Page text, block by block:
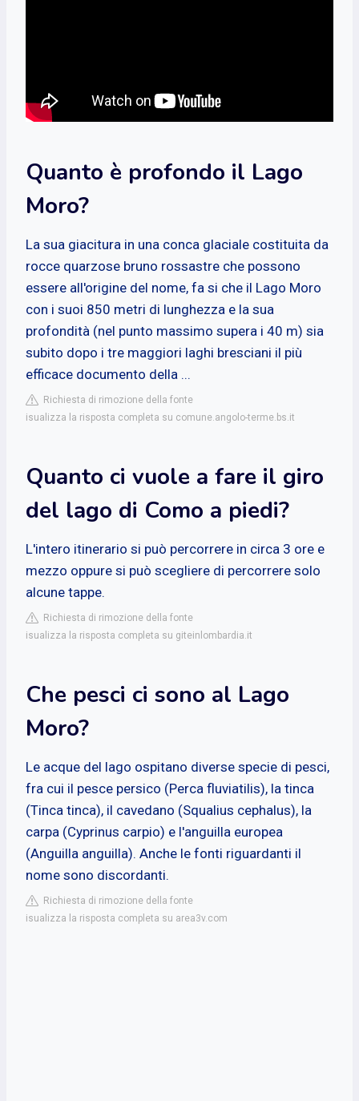
Quanto è profondo il Lago
Moro?
La sua giacitura in una conca glaciale costituita da
rocce quarzose bruno rossastre che possono
essere all'origine del nome, fa si che il Lago Moro
con i suoi 850 metri di lunghezza e la sua
profondità (nel punto massimo supera i 40 m) sia
subito dopo i tre maggiori laghi bresciani il più
efficace documento della ...
Richiesta di rimozione della fonte
isualizza la risposta completa su comune.angolo-terme.bs.it
Quanto ci vuole a fare il giro
del lago di Como a piedi?
L'intero itinerario si può percorrere in circa 3 ore e
mezzo oppure si può scegliere di percorrere solo
alcune tappe.
Richiesta di rimozione della fonte
isualizza la risposta completa su giteinlombardia.it
Che pesci ci sono al Lago
Moro?
Le acque del lago ospitano diverse specie di pesci,
fra cui il pesce persico (Perca fluviatilis), la tinca
(Tinca tinca), il cavedano (Squalius cephalus), la
carpa (Cyprinus carpio) e l'anguilla europea
(Anguilla anguilla). Anche le fonti riguardanti il
nome sono discordanti.
Richiesta di rimozione della fonte
isualizza la risposta completa su area3v.com